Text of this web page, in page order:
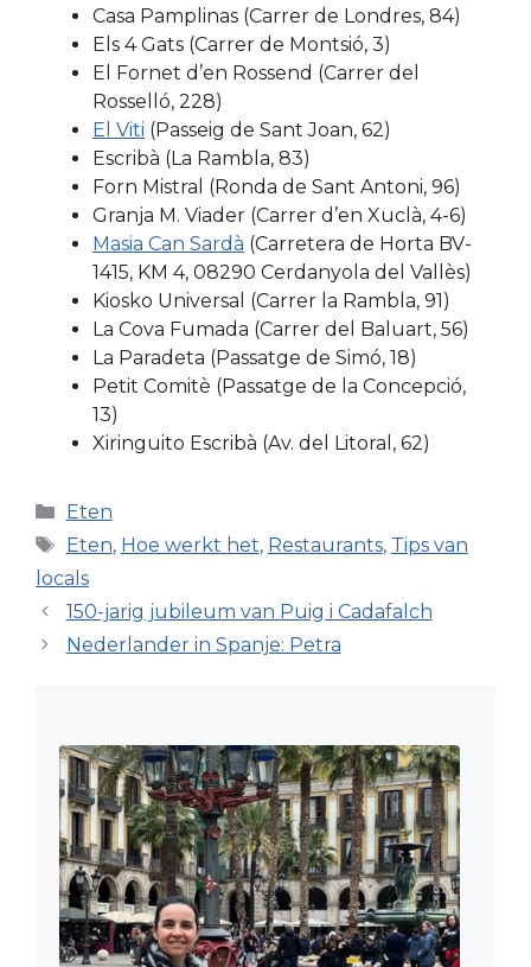
Casa Pamplinas (Carrer de Londres, 84)
Els 4 Gats (Carrer de Montsió, 3)
El Fornet d’en Rossend (Carrer del
Rosselló, 228)
El Viti (Passeig de Sant Joan, 62)
Escribà (La Rambla, 83)
Forn Mistral (Ronda de Sant Antoni, 96)
Granja M. Viader (Carrer d’en Xuclà, 4-6)
Masia Can Sardà (Carretera de Horta BV-
1415, KM 4, 08290 Cerdanyola del Vallès)
Kiosko Universal (Carrer la Rambla, 91)
La Cova Fumada (Carrer del Baluart, 56)
La Paradeta (Passatge de Simó, 18)
Petit Comitè (Passatge de la Concepció,
13)
Xiringuito Escribà (Av. del Litoral, 62)
Categorieën
Eten
Tags
Eten, Hoe werkt het, Restaurants, Tips van
locals
150-jarig jubileum van Puig i Cadafalch
Nederlander in Spanje: Petra